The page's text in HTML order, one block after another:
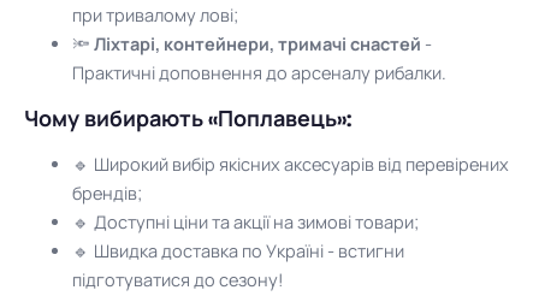
при тривалому лові;
🔦 Ліхтарі, контейнери, тримачі снастей -
Практичні доповнення до арсеналу рибалки.
Чому вибирають «Поплавець»:
🔹 Широкий вибір якісних аксесуарів від перевірених
брендів;
🔹 Доступні ціни та акції на зимові товари;
🔹 Швидка доставка по Україні - встигни
підготуватися до сезону!